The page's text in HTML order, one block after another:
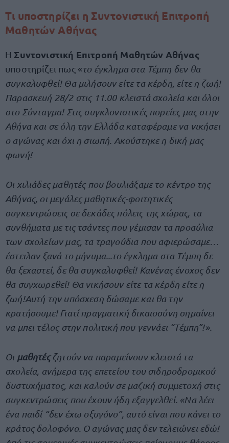
Τι υποστηρίζει η Συντονιστική Επιτροπή
Μαθητών Αθήνας
Η Συντονιστική Επιτροπή Μαθητών Αθήνας
υποστηρίζει πως «το έγκλημα στα Τέμπη δεν θα
συγκαλυφθεί! Θα μιλήσουν είτε τα κέρδη, είτε η ζωή!
Παρασκευή 28/2 στις 11.00 κλειστά σχολεία και όλοι
στο Σύνταγμα! Στις συγκλονιστικές πορείες μας στην
Αθήνα και σε όλη την Ελλάδα καταφέραμε να νικήσει
ο αγώνας και όχι η σιωπή. Ακούστηκε η δική μας
φωνή!
Οι χιλιάδες μαθητές που βουλιάξαμε το κέντρο της
Αθήνας, οι μεγάλες μαθητικές-φοιτητικές
συγκεντρώσεις σε δεκάδες πόλεις της χώρας, τα
συνθήματα με τις τσάντες που γέμισαν τα προαύλια
των σχολείων μας, τα τραγούδια που αφιερώσαμε…
έστειλαν ξανά το μήνυμα...το έγκλημα στα Τέμπη δε
θα ξεχαστεί, δε θα συγκαλυφθεί! Κανένας ένοχος δεν
θα συγχωρεθεί! Θα νικήσουν είτε τα κέρδη είτε η
ζωή!Αυτή την υπόσχεση δώσαμε και θα την
κρατήσουμε! Γιατί πραγματική δικαιοσύνη σημαίνει
να μπει τέλος στην πολιτική που γεννάει “Τέμπη”!».
Οι μαθητέςζητούν να παραμείνουν κλειστά τα
σχολεία, ανήμερα της επετείου του σιδηροδρομικού
δυστυχήματος, και καλούν σε μαζική συμμετοχή στις
συγκεντρώσεις που έχουν ήδη εξαγγελθεί. «Να λέει
ένα παιδί “δεν έχω οξυγόνο”, αυτό είναι που κάνει το
κράτος δολοφόνο. Ο αγώνας μας δεν τελειώνει εδώ!